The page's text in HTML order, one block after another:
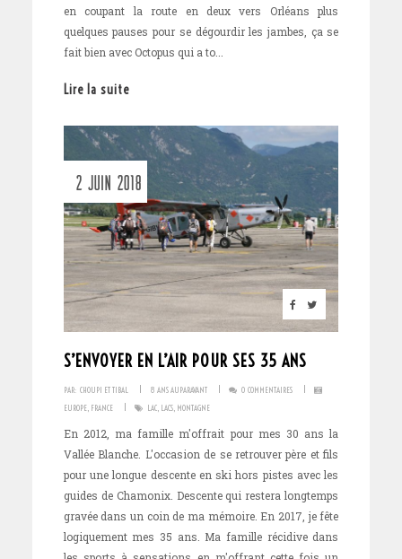
en coupant la route en deux vers Orléans plus
quelques pauses pour se dégourdir les jambes, ça se
fait bien avec Octopus qui a to...
Lire la suite
2 JUIN 2018
S’ENVOYER EN L’AIR POUR SES 35 ANS
PAR: CHOUPI ET TIBAL 8 ANS AUPARAVANT 0 COMMENTAIRES
EUROPE, FRANCE LAC, LACS, MONTAGNE
En 2012, ma famille m'offrait pour mes 30 ans la
Vallée Blanche. L'occasion de se retrouver père et fils
pour une longue descente en ski hors pistes avec les
guides de Chamonix. Descente qui restera longtemps
gravée dans un coin de ma mémoire. En 2017, je fête
logiquement mes 35 ans. Ma famille récidive dans